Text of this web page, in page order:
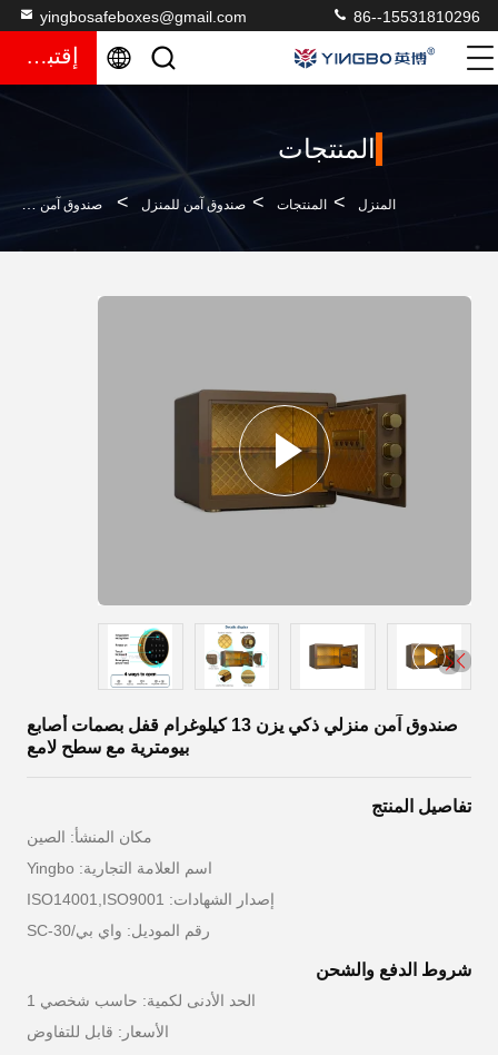
yingbosafeboxes@gmail.com 86--15531810296
إقتباس
المنتجات
المنزل > المنتجات > صندوق آمن للمنزل > صندوق آمن منزلي ذكي يزن 13 كيلوغرام قفل بصمات أصابع بيومترية مع سطح لامع
صندوق آمن منزلي ذكي يزن 13 كيلوغرام قفل بصمات أصابع
بيومترية مع سطح لامع
تفاصيل المنتج
مكان المنشأ: الصين
اسم العلامة التجارية: Yingbo
إصدار الشهادات: ISO14001,ISO9001
رقم الموديل: واي بي/SC-30
شروط الدفع والشحن
الحد الأدنى لكمية: حاسب شخصي 1
الأسعار: قابل للتفاوض